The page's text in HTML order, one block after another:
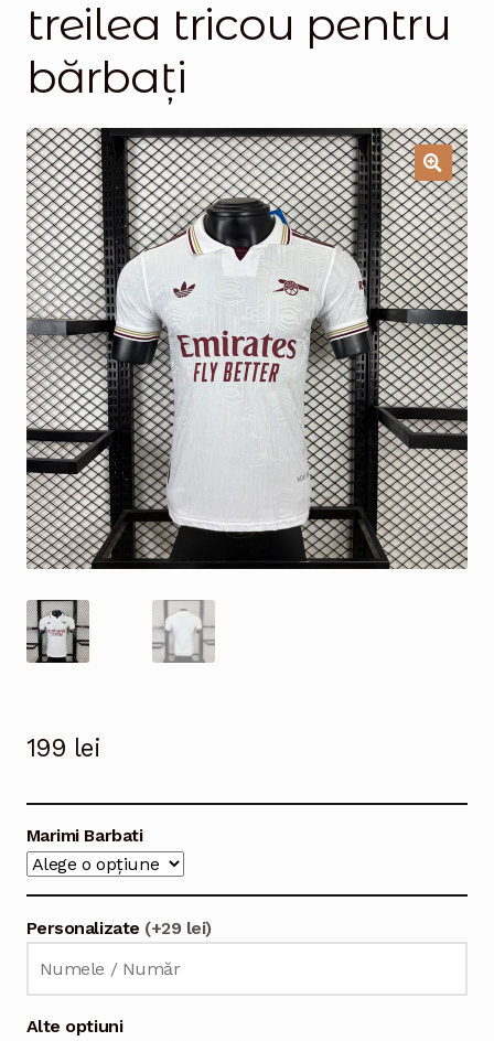
treilea tricou pentru
bărbați
🔍
199 lei
Marimi Barbati
Personalizate (+29 lei)
Alte optiuni